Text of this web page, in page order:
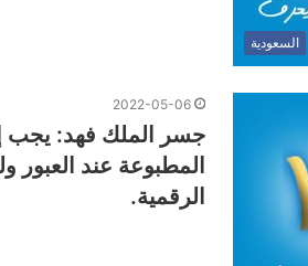
السعودية
2022-05-06
جسر الملك فهد: ‏يجب
المطبوعة عند العبور
الرقمية.